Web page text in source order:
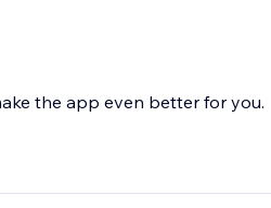
the app even better for you.